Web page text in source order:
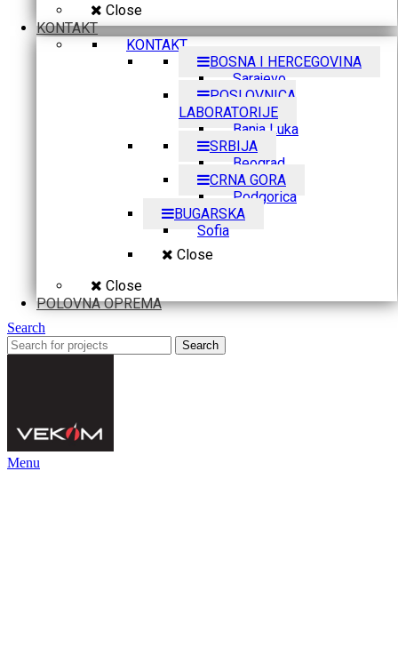
Close
KONTAKT
KONTAKT
BOSNA I HERCEGOVINA
Sarajevo
POSLOVNICA
LABORATORIJE
Banja Luka
SRBIJA
Beograd
CRNA GORA
Podgorica
BUGARSKA
Sofia
Close
Close
POLOVNA OPREMA
Search
Search
Menu